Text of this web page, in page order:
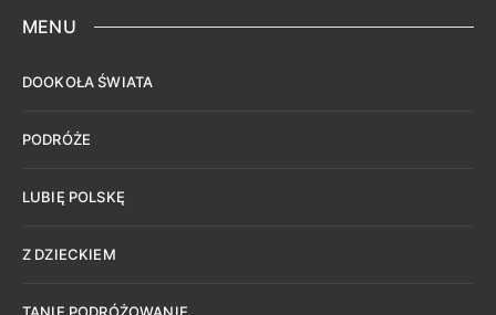
MENU
DOOKOŁA ŚWIATA
PODRÓŻE
LUBIĘ POLSKĘ
Z DZIECKIEM